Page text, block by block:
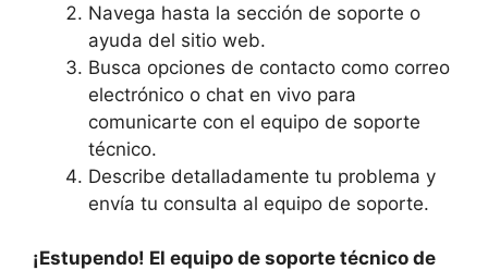
Navega hasta la sección de soporte o
ayuda del sitio web.
Busca opciones de contacto como correo
electrónico o chat en vivo para
comunicarte con el equipo de soporte
técnico.
Describe detalladamente tu problema y
envía tu consulta al equipo de soporte.
¡Estupendo! El equipo de soporte técnico de